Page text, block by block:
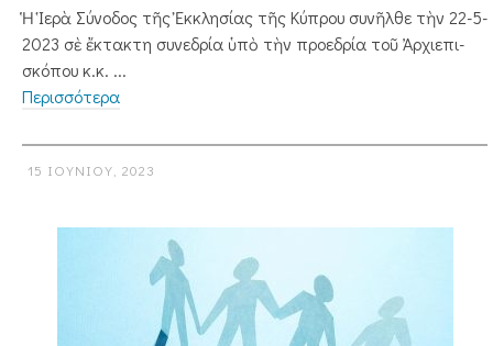
Ἡ Ἱερὰ Σύνοδος τῆς Ἐκκλησίας τῆς Κύ­πρου συνῆλθε τὴν 22-5-
2023 σὲ ­ἔκτακτη συνεδρία ὑπὸ τὴν προεδρία τοῦ Ἀρχιεπι­
σκόπου κ.κ. ...
Περισσότερα
15 ΙΟΥΝΊΟΥ, 2023